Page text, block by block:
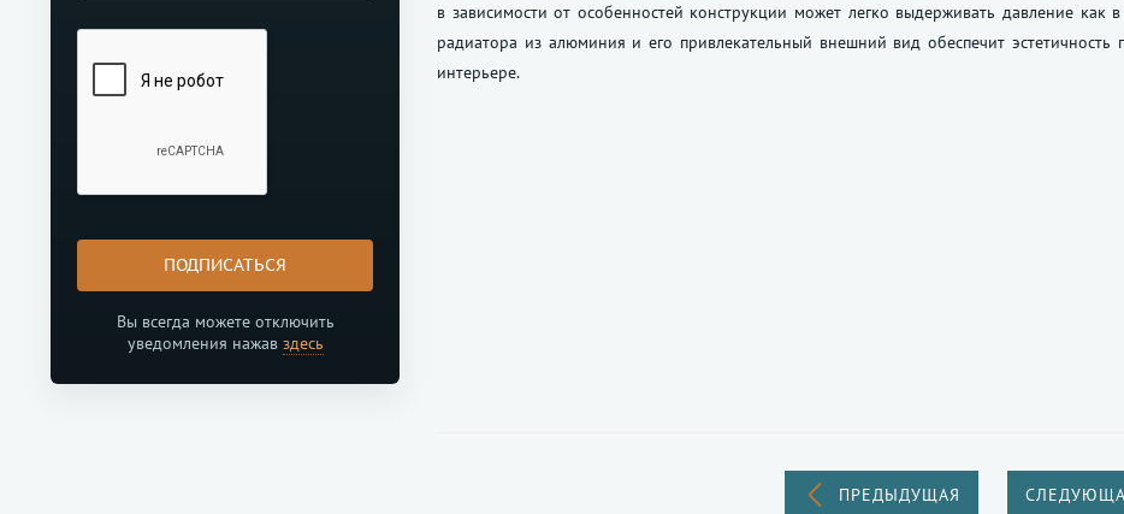
ПОДПИСАТЬСЯ
Вы всегда можете отключить
уведомления нажав здесь
в зависимости от особенностей конструкции может легко выдерживать давление
радиатора из алюминия и его привлекательный внешний вид обеспечит
интерьере.
ПРЕДЫДУЩАЯ